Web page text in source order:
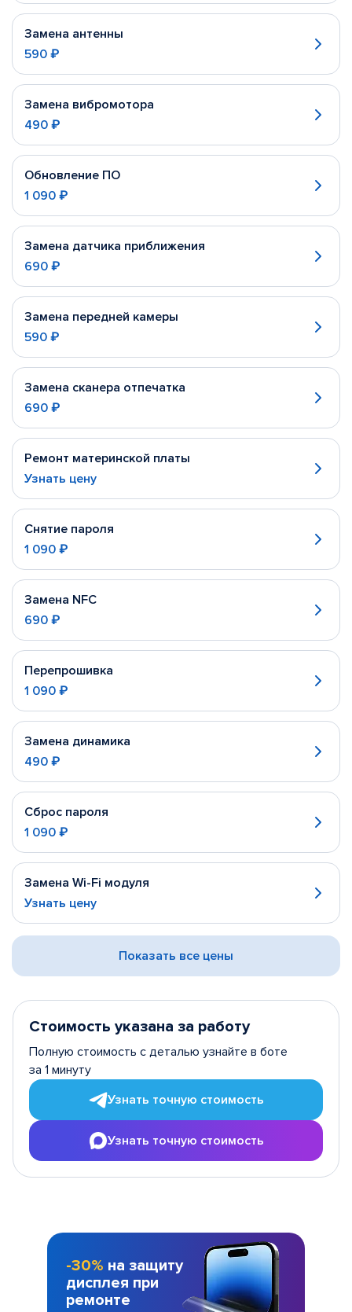
Замена антенны
590 ₽
Замена вибромотора
490 ₽
Обновление ПО
1 090 ₽
Замена датчика приближения
690 ₽
Замена передней камеры
590 ₽
Замена сканера отпечатка
690 ₽
Ремонт материнской платы
Узнать цену
Снятие пароля
1 090 ₽
Замена NFC
690 ₽
Перепрошивка
1 090 ₽
Замена динамика
490 ₽
Сброс пароля
1 090 ₽
Замена Wi-Fi модуля
Узнать цену
Показать все цены
Стоимость указана за работу
Полную стоимость с деталью узнайте в боте
за 1 минуту
Узнать точную стоимость
Узнать точную стоимость
-30% на защиту
дисплея при
ремонте